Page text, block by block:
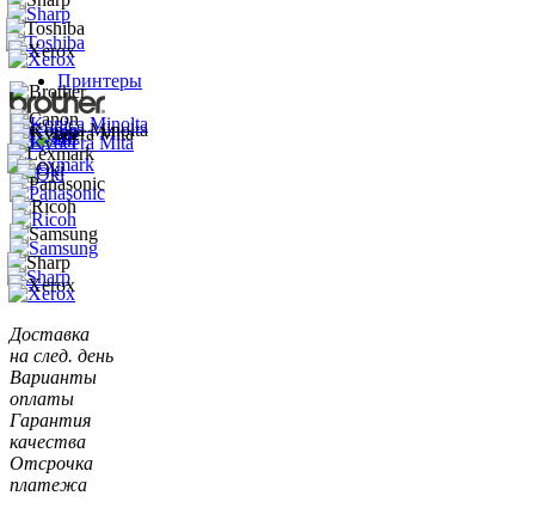
Принтеры
Доставка
на след. день
Варианты
оплаты
Гарантия
качества
Отсрочка
платежа